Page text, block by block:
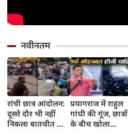
नवीनतम
रांची छात्र आंदोलन:
दूसरे दौर भी नहीं
निकला बातचीत का
प्रयागराज में राहुल
गांधी की गूंज, छात्रों
के बीच खोला